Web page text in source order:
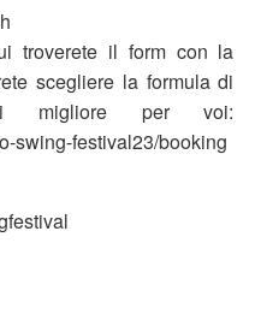
troverete il form con la
scegliere la formula di
migliore per voi:
swing-festival23/booking